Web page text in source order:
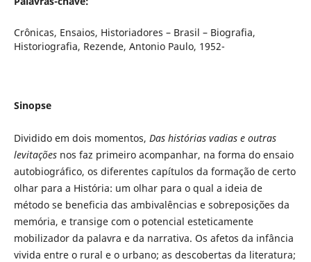
Crônicas, Ensaios, Historiadores – Brasil – Biografia,
Historiografia, Rezende, Antonio Paulo, 1952-
Sinopse
Dividido em dois momentos, Das histórias vadias e outras
levitaçõesnos faz primeiro acompanhar, na forma do ensaio
autobiográfico, os diferentes capítulos da formação de certo
olhar para a História: um olhar para o qual a ideia de
método se beneficia das ambivalências e sobreposições da
memória, e transige com o potencial esteticamente
mobilizador da palavra e da narrativa. Os afetos da infância
vivida entre o rural e o urbano; as descobertas da literatura;